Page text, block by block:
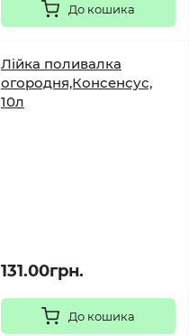
До кошика
Лійка поливалка
огородня,Консенсус,
10л
131.00грн.
До кошика